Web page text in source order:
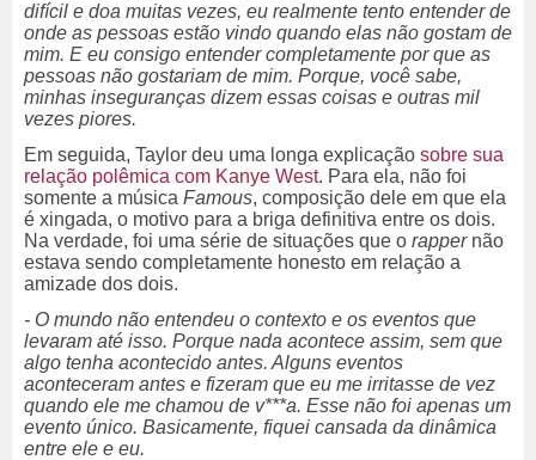
difícil e doa muitas vezes, eu realmente tento entender de
onde as pessoas estão vindo quando elas não gostam de
mim. E eu consigo entender completamente por que as
pessoas não gostariam de mim. Porque, você sabe,
minhas inseguranças dizem essas coisas e outras mil
vezes piores.
Em seguida, Taylor deu uma longa explicação sobre sua
relação polêmica com Kanye West. Para ela, não foi
somente a música Famous, composição dele em que ela
é xingada, o motivo para a briga definitiva entre os dois.
Na verdade, foi uma série de situações que o rapper não
estava sendo completamente honesto em relação a
amizade dos dois.
- O mundo não entendeu o contexto e os eventos que
levaram até isso. Porque nada acontece assim, sem que
algo tenha acontecido antes. Alguns eventos
aconteceram antes e fizeram que eu me irritasse de vez
quando ele me chamou de v***a. Esse não foi apenas um
evento único. Basicamente, fiquei cansada da dinâmica
entre ele e eu.